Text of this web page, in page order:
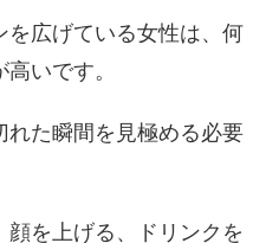
広げている女性は、何
いです。
れた瞬間を見極める必要
を上げる、ドリンクを